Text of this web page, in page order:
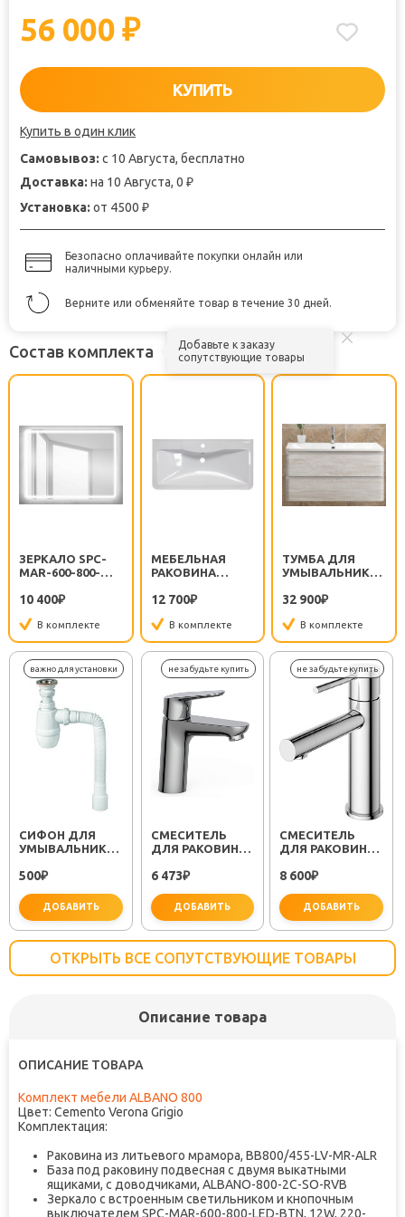
56 000 ₽
КУПИТЬ
Купить в один клик
Самовывоз: с 10 Августа, бесплатно
Доставка: на 10 Августа, 0 ₽
Установка: от 4500 ₽
Безопасно оплачивайте покупки онлайн или
наличными курьеру.
Верните или обменяйте товар в течение 30 дней.
Состав комплекта
Добавьте к заказу
сопутствующие товары
ЗЕРКАЛО SPC-
MAR-600-800-
10 400₽
В комплекте
МЕБЕЛЬНАЯ
РАКОВИНА
MR-ALR
12 700₽
В комплекте
ТУМБА ДЛЯ
УМЫВАЛЬНИКА
ROVERE
32 900₽
В комплекте
СИФОН ДЛЯ
УМЫВАЛЬНИКА
(30718050)
500₽
ДОБАВИТЬ
СМЕСИТЕЛЬ
ДЛЯ РАКОВИНЫ
TOK-SEM-1011
6 473₽
ДОБАВИТЬ
СМЕСИТЕЛЬ
ДЛЯ РАКОВИНЫ
LS2-01-W0 ХРОМ
8 600₽
ДОБАВИТЬ
ОТКРЫТЬ ВСЕ СОПУТСТВУЮЩИЕ ТОВАРЫ
Описание товара
ОПИСАНИЕ ТОВАРА
Комплект мебели ALBANO 800
Цвет: Cemento Verona Grigio
Комплектация:
Раковина из литьевого мрамора, BB800/455-LV-MR-ALR
База под раковину подвесная с двумя выкатными
ящиками, с доводчиками, ALBANO-800-2C-SO-RVB
Зеркало с встроенным светильником и кнопочным
выключателем SPC-MAR-600-800-LED-BTN, 12W, 220-